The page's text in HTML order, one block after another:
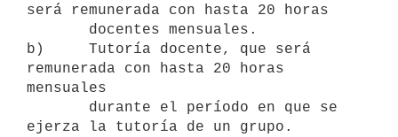
será remunerada con hasta 20 horas
b)     Tutoría docente, que será
remunerada con hasta 20 horas
mensuales
ejerza la tutoría de un grupo.